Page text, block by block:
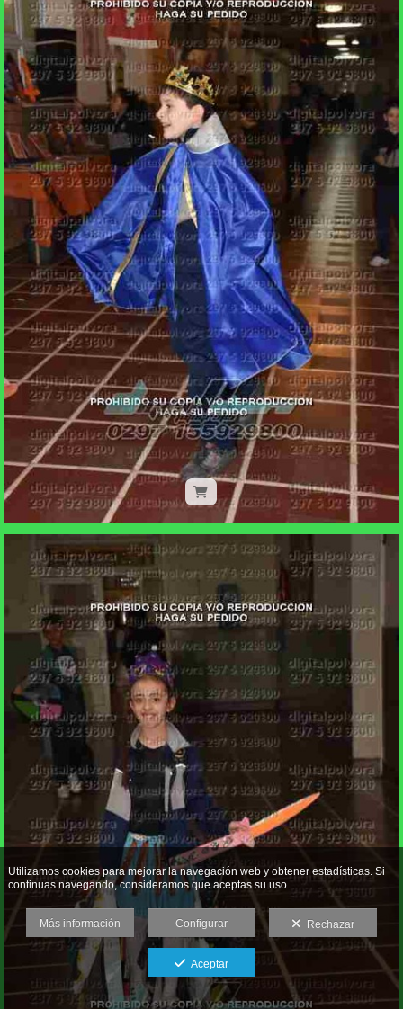
Utilizamos cookies para mejorar la navegación web y obtener estadísticas. Si
continuas navegando, consideramos que aceptas su uso.
Más información Configurar Rechazar
Aceptar